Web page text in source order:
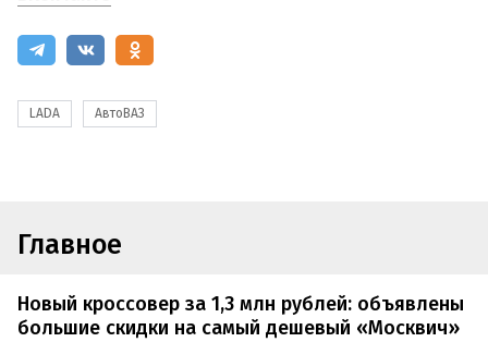
LADA АвтоВАЗ
Главное
Новый кроссовер за 1,3 млн рублей: объявлены
большие скидки на самый дешевый «Москвич»